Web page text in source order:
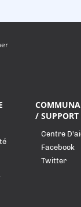
/ SUPPORT
Centre
Facebook
Twitter